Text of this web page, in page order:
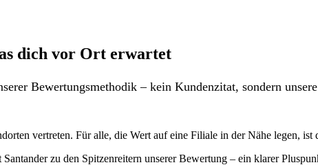
dich vor Ort erwartet
Bewertungsmethodik – kein Kundenzitat, sondern
vertreten. Für alle, die Wert auf eine Filiale in der Nähe legen, ist
zu den Spitzenreitern unserer Bewertung – ein klarer